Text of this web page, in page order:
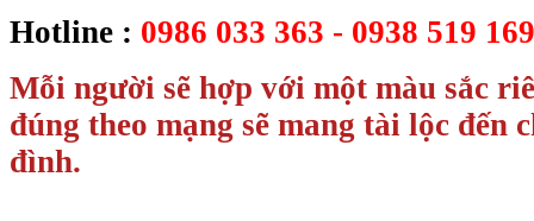
Hotline : 0986 033 363 - 0938 519
Mỗi người sẽ hợp với một màu sắc
đúng theo mạng sẽ mang tài lộc đến
đình.